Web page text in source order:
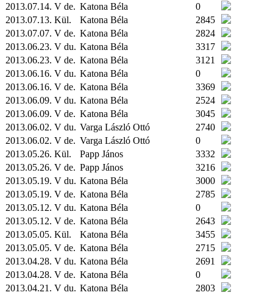
2013.07.14. V de. Katona Béla
0
2013.07.13. Kül. Katona Béla
2845
2013.07.07. V de. Katona Béla
2824
2013.06.23. V du. Katona Béla
3317
2013.06.23. V de. Katona Béla
3121
2013.06.16. V du. Katona Béla
0
2013.06.16. V de. Katona Béla
3369
2013.06.09. V du. Katona Béla
2524
2013.06.09. V de. Katona Béla
3045
2013.06.02. V du. Varga László Ottó
2740
2013.06.02. V de. Varga László Ottó
0
2013.05.26. Kül. Papp János
3332
2013.05.26. V de. Papp János
3216
2013.05.19. V du. Katona Béla
3000
2013.05.19. V de. Katona Béla
2785
2013.05.12. V du. Katona Béla
0
2013.05.12. V de. Katona Béla
2643
2013.05.05. Kül. Katona Béla
3455
2013.05.05. V de. Katona Béla
2715
2013.04.28. V du. Katona Béla
2691
2013.04.28. V de. Katona Béla
0
2013.04.21. V du. Katona Béla
2803